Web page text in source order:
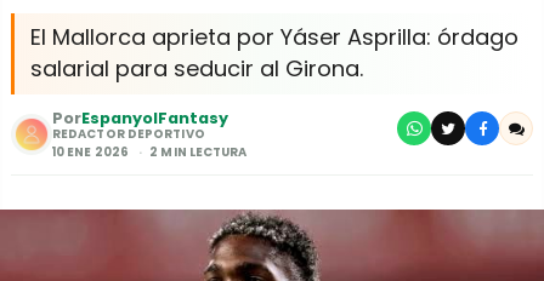
El Mallorca aprieta por Yáser Asprilla: órdago
salarial para seducir al Girona.
PorEspanyolFantasy
REDACTOR DEPORTIVO
10 ENE 2026
2 MIN LECTURA